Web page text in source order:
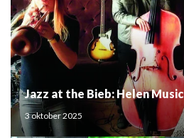
Jazz at the Bieb: Helen Music
3 oktober 2025